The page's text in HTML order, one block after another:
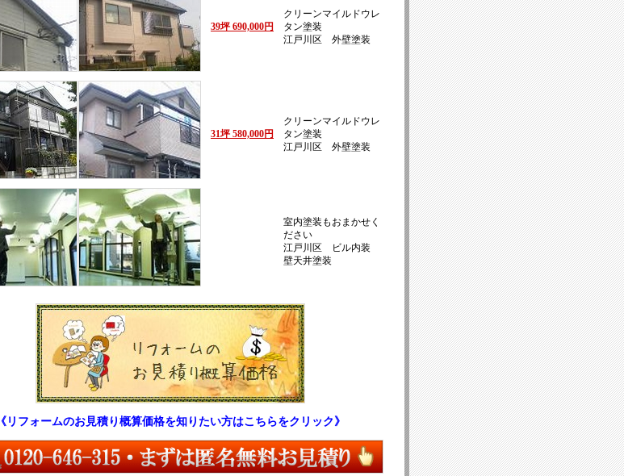
39坪 690,000円
クリーンマイルドウレ
タン塗装
江戸川区 外壁塗装
31坪 580,000円
クリーンマイルドウレ
タン塗装
江戸川区 外壁塗装
室内塗装もおまかせく
ださい
江戸川区 ビル内装
壁天井塗装
《リフォームのお見積り概算価格を知りたい方はこちらをクリック》